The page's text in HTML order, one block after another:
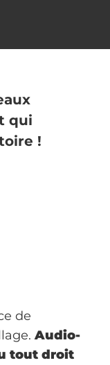
qui
!
de
Audio-
tout droit